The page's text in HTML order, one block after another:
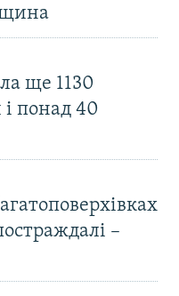
ще 1130
понад 40
–